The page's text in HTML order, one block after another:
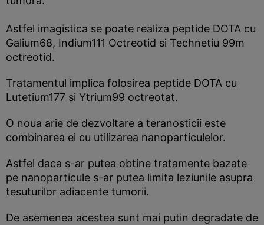
Astfel imagistica se poate realiza peptide DOTA cu
Galium68, Indium111 Octreotid si Technetiu 99m
octreotid.
Tratamentul implica folosirea peptide DOTA cu
Lutetium177 si Ytrium99 octreotat.
O noua arie de dezvoltare a teranosticii este
combinarea ei cu utilizarea nanoparticulelor.
Astfel daca s-ar putea obtine tratamente bazate
pe nanoparticule s-ar putea limita leziunile asupra
tesuturilor adiacente tumorii.
De asemenea acestea sunt mai putin degradate de